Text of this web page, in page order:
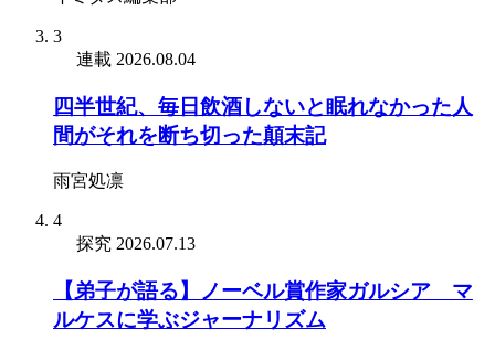
3
連載 2026.08.04
四半世紀、毎日飲酒しないと眠れなかった人
間がそれを断ち切った顛末記
雨宮処凛
4
探究 2026.07.13
【弟子が語る】ノーベル賞作家ガルシア゠マ
ルケスに学ぶジャーナリズム